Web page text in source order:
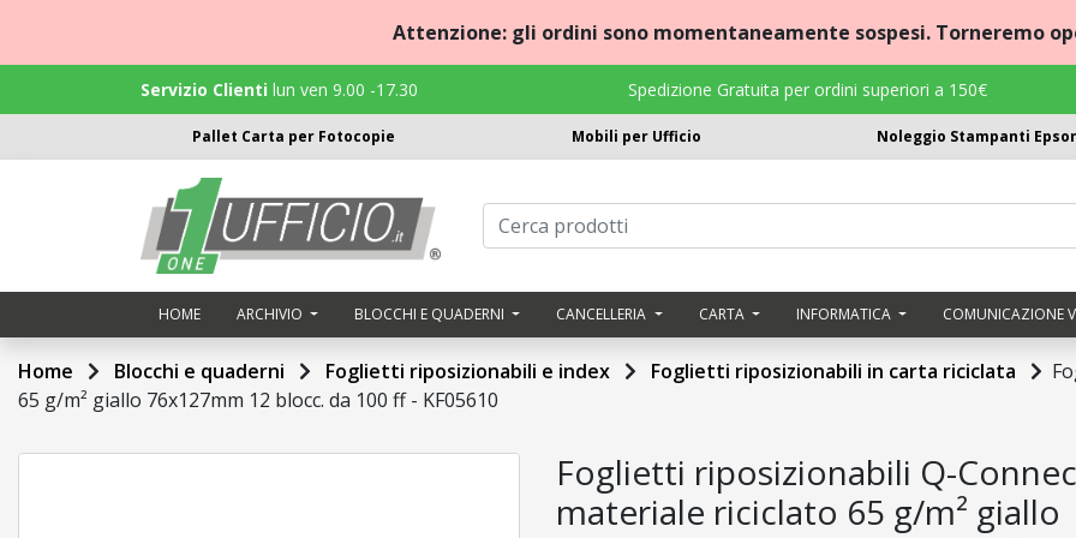
Attenzione: gli ordini sono momentaneamente sospesi. Torneremo
Servizio Clienti lun ven 9.00 -17.30 Spedizione Gratuita per ordini superiori a 150€
Pallet Carta per Fotocopie Mobili per Ufficio Noleggio Stampanti
HOME ARCHIVIO BLOCCHI E QUADERNI CANCELLERIA CARTA INFORMATICA COMUNICAZIONE
Home
Blocchi
Cancelleria
Home Blocchi e quaderni Foglietti riposizionabili e index Foglietti riposizionabili in carta riciclata
65 g/m² giallo 76x127mm 12 blocc. da 100 ff - KF05610
Foglietti riposizionabili Q-
materiale riciclato 65 g/m² giallo